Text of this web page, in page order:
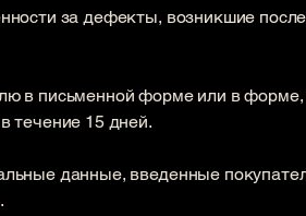
за дефекты, возникшие
в письменной форме или в
течение 15 дней.
данные, введенные